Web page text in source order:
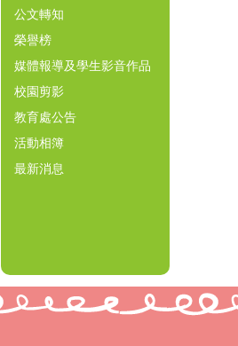
公文轉知
榮譽榜
媒體報導及學生影音作品
校園剪影
教育處公告
活動相簿
最新消息